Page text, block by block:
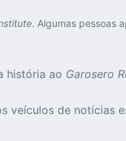
. Algumas pessoas
história ao Garosero
veículos de notícias